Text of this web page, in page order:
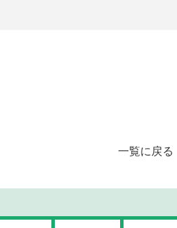
一覧に戻る